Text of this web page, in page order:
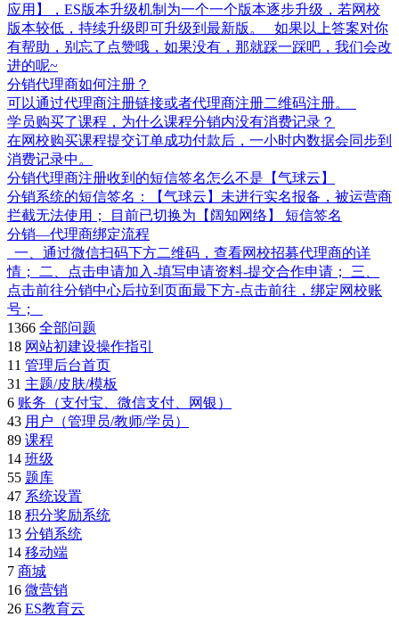
应用】，ES版本升级机制为一个一个版本逐步升级，若网校
版本较低，持续升级即可升级到最新版。 如果以上答案对你
有帮助，别忘了点赞哦，如果没有，那就踩一踩吧，我们会改
进的呢~
分销代理商如何注册？
可以通过代理商注册链接或者代理商注册二维码注册。
学员购买了课程，为什么课程分销内没有消费记录？
在网校购买课程提交订单成功付款后，一小时内数据会同步到
消费记录中。
分销代理商注册收到的短信签名怎么不是【气球云】
分销系统的短信签名：【气球云】未进行实名报备，被运营商
拦截无法使用； 目前已切换为【阔知网络】 短信签名
分销—代理商绑定流程
一、通过微信扫码下方二维码，查看网校招募代理商的详
情； 二、点击申请加入-填写申请资料-提交合作申请； 三、
点击前往分销中心后拉到页面最下方-点击前往，绑定网校账
号；
1366 全部问题
18 网站初建设操作指引
11 管理后台首页
31 主题/皮肤/模板
6 账务（支付宝、微信支付、网银）
43 用户（管理员/教师/学员）
89 课程
14 班级
55 题库
47 系统设置
18 积分奖励系统
13 分销系统
14 移动端
7 商城
16 微营销
26 ES教育云